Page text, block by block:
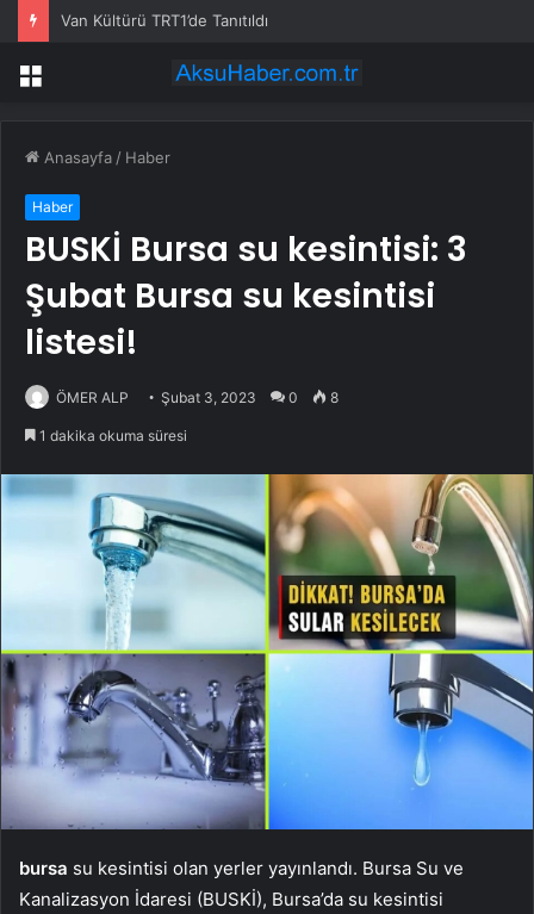
Van Kültürü TRT1’de Tanıtıldı
Menü
Anasayfa / Haber
Haber
BUSKİ Bursa su kesintisi: 3
Şubat Bursa su kesintisi
listesi!
ÖMER ALP Şubat 3, 2023 0 8
1 dakika okuma süresi
bursa su kesintisi olan yerler yayınlandı. Bursa Su ve
Kanalizasyon İdaresi (BUSKİ), Bursa’da su kesintisi